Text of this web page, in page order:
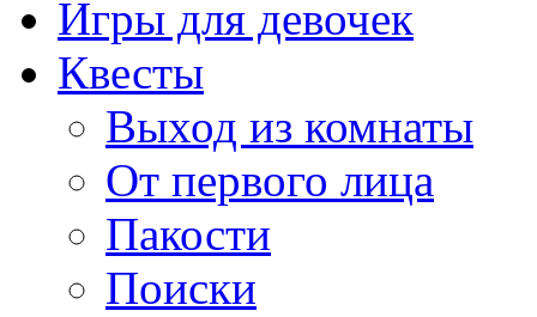
Игры для девочек
Квесты
Выход из комнаты
От первого лица
Пакости
Поиски